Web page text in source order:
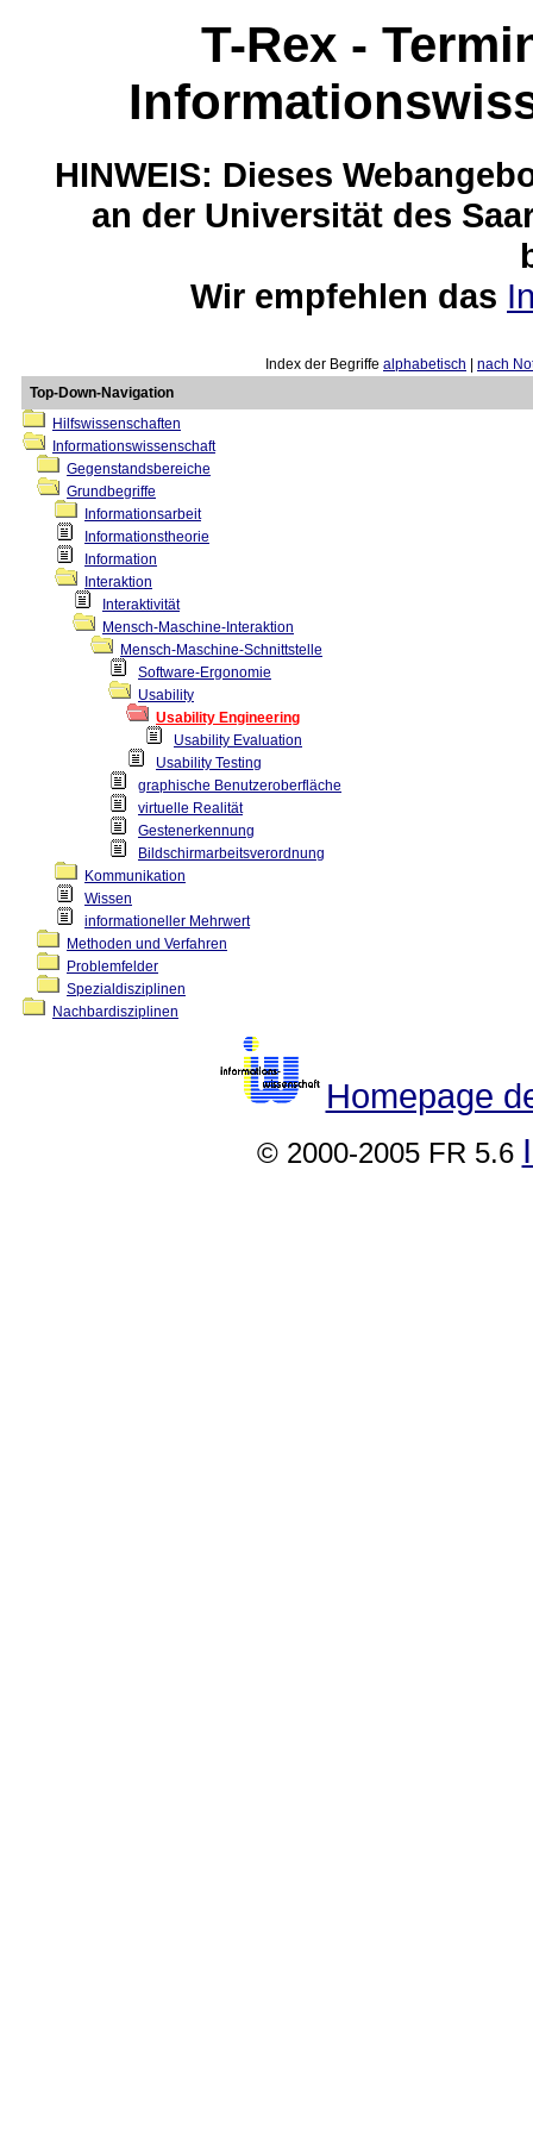
T-Rex -
HINWEIS: Dieses
an der Universität des
Wir empfehlen das
Index der Begriffe alphabetisch
nach
Top-Down-Navigation
Hilfswissenschaften
Informationswissenschaft
Gegenstandsbereiche
Grundbegriffe
Informationsarbeit
Informationstheorie
Information
Interaktion
Interaktivität
Mensch-Maschine-Interaktion
Mensch-Maschine-Schnittstelle
Software-Ergonomie
Usability
Usability Engineering
Usability Evaluation
Usability Testing
graphische Benutzeroberfläche
virtuelle Realität
Gestenerkennung
Bildschirmarbeitsverordnung
Kommunikation
Wissen
informationeller Mehrwert
Methoden und Verfahren
Problemfelder
Spezialdisziplinen
Nachbardisziplinen
Homepage
© 2000-2005 FR 5.6